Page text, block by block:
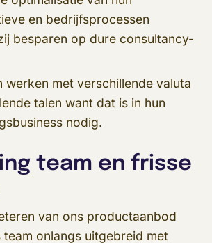
en bedrijfsprocessen
besparen op dure consultancy-
werken met verschillende valuta
talen want dat is in hun
nodig.
team en frisse
van ons productaanbod
team onlangs uitgebreid met